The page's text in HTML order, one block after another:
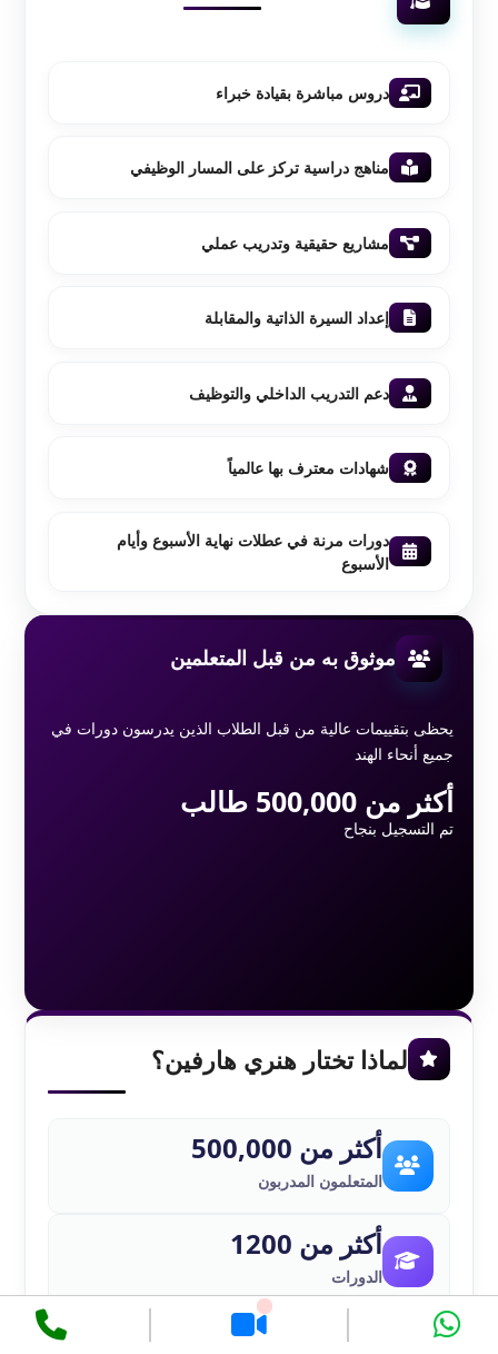
دروس مباشرة بقيادة خبراء
مناهج دراسية تركز على المسار الوظيفي
مشاريع حقيقية وتدريب عملي
إعداد السيرة الذاتية والمقابلة
دعم التدريب الداخلي والتوظيف
شهادات معترف بها عالمياً
دورات مرنة في عطلات نهاية الأسبوع وأيام
الأسبوع
موثوق به من قبل المتعلمين
يحظى بتقييمات عالية من قبل الطلاب الذين يدرسون دورات في
جميع أنحاء الهند
أكثر من 500,000 طالب
تم التسجيل بنجاح
لماذا تختار هنري هارفين؟
أكثر من 500,000
المتعلمون المدربون
أكثر من 1200
الدورات
أكثر من 150